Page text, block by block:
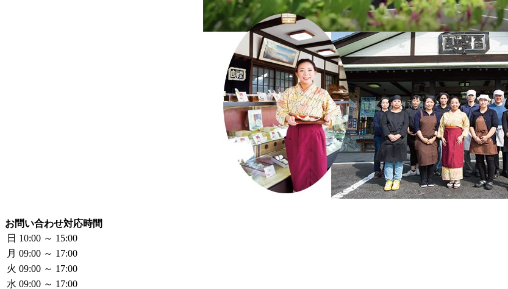
お問い合わせ対応時間
日 10:00 ～ 15:00
月 09:00 ～ 17:00
火 09:00 ～ 17:00
水 09:00 ～ 17:00